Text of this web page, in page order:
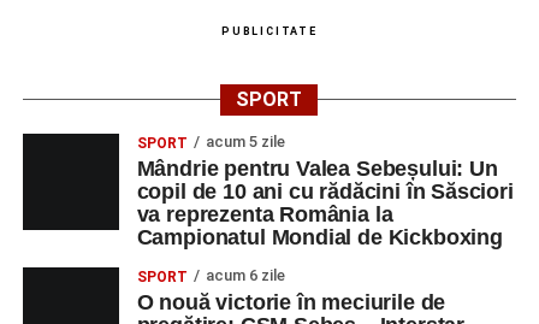
– Proiecție cinematografică:
Gabi Virginia Șarga și Cătălin Rotaru, producător Gabi
DUMINICĂ, 23 AUGUST 2026
Râpa Roșie
„Cicloaventurier de Sebeș”
al competiției MTB pentru copii.
PUBLICITATE
SPORT
SPORT acum 5 zile
Mândrie pentru Valea Sebeșului: Un
copil de 10 ani cu rădăcini în Săsciori
va reprezenta România la
Campionatul Mondial de Kickboxing
SPORT acum 6 zile
O nouă victorie în meciurile de